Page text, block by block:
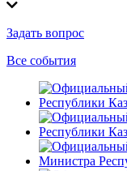
Задать вопрос
Все события